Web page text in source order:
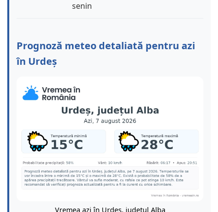
senin
Prognoză meteo detaliată pentru azi
în Urdeș
Vremea azi în Urdeș, județul Alba